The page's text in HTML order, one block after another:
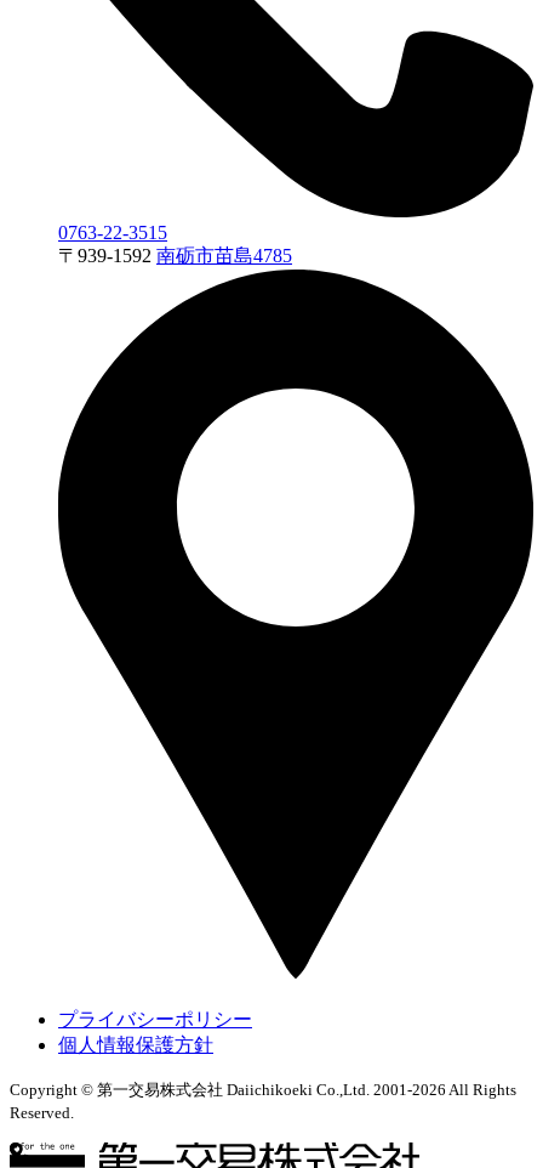
0763-22-3515
〒 939-1592 南砺市苗島4785
プライバシーポリシー
個人情報保護方針
Copyright © 第一交易株式会社 Daiichikoeki Co.,Ltd. 2001-2026 All Rights
Reserved.